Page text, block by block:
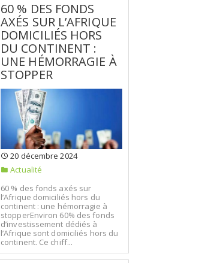
60 % DES FONDS
AXÉS SUR L’AFRIQUE
DOMICILIÉS HORS
DU CONTINENT :
UNE HÉMORRAGIE À
STOPPER
20 décembre 2024
Actualité
60 % des fonds axés sur
l’Afrique domiciliés hors du
continent : une hémorragie à
stopperEnviron 60% des fonds
d’investissement dédiés à
l’Afrique sont domiciliés hors du
continent. Ce chiff...